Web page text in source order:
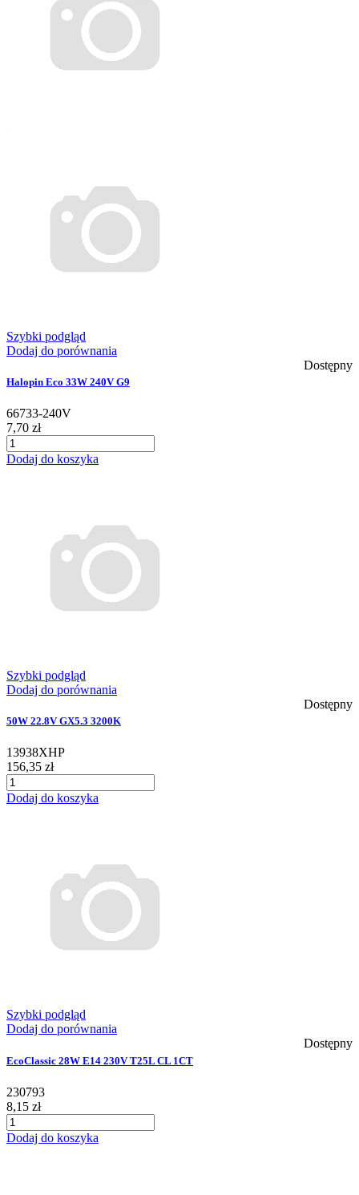
Szybki podgląd
Dodaj do porównania
Dostępny
Halopin Eco 33W 240V G9
66733-240V
7,70 zł
Dodaj do koszyka
Szybki podgląd
Dodaj do porównania
Dostępny
50W 22.8V GX5.3 3200K
13938XHP
156,35 zł
Dodaj do koszyka
Szybki podgląd
Dodaj do porównania
Dostępny
EcoClassic 28W E14 230V T25L CL 1CT
230793
8,15 zł
Dodaj do koszyka